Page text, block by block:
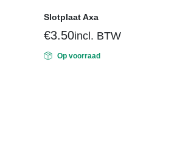
Slotplaat Axa
€3.50incl. BTW
Op voorraad